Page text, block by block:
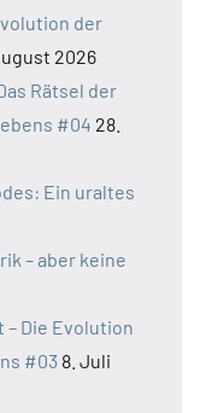
der
2026
Rätsel der
#04 28.
Ein uraltes
– aber keine
Die Evolution
#03 8. Juli